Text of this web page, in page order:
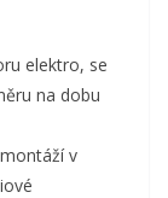
elektro, se
na dobu
v